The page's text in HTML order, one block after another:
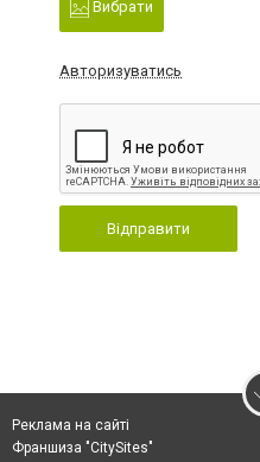
Вибрати
Авторизуватись
Відправити
Реклама на сайті
Франшиза "CitySites"